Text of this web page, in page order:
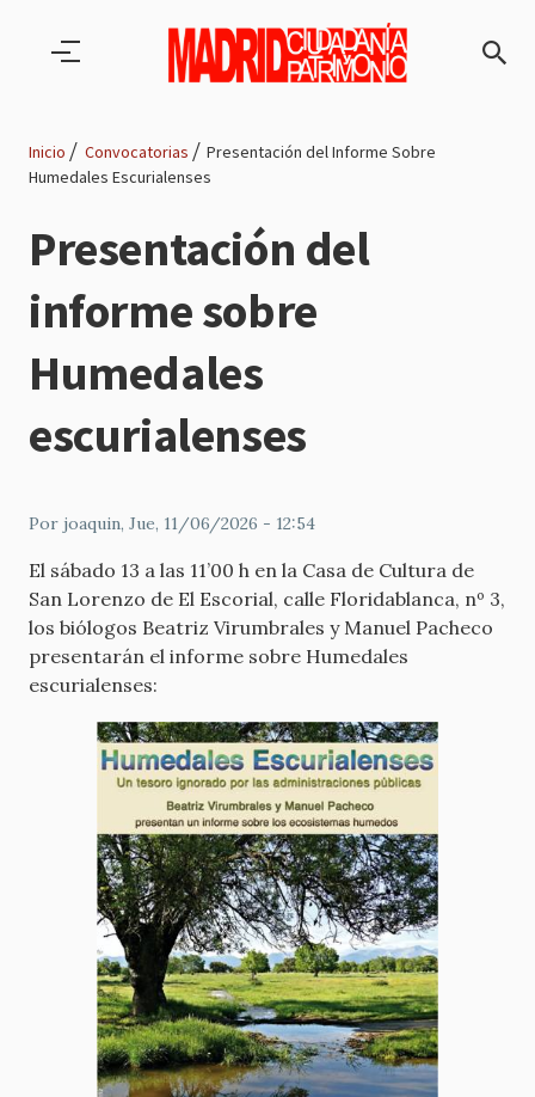
de
navegación
Inicio Convocatorias
Presentación del Informe Sobre
Humedales Escurialenses
Presentación del
informe sobre
Humedales
escurialenses
Por joaquin, Jue, 11/06/2026 - 12:54
El sábado 13 a las 11’00 h en la Casa de Cultura de
San Lorenzo de El Escorial, calle Floridablanca, nº 3,
los biólogos Beatriz Virumbrales y Manuel Pacheco
presentarán el informe sobre Humedales
escurialenses: